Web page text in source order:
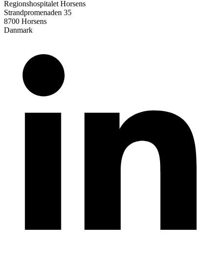
Regionshospitalet Horsens
Strandpromenaden 35
8700 Horsens
Danmark